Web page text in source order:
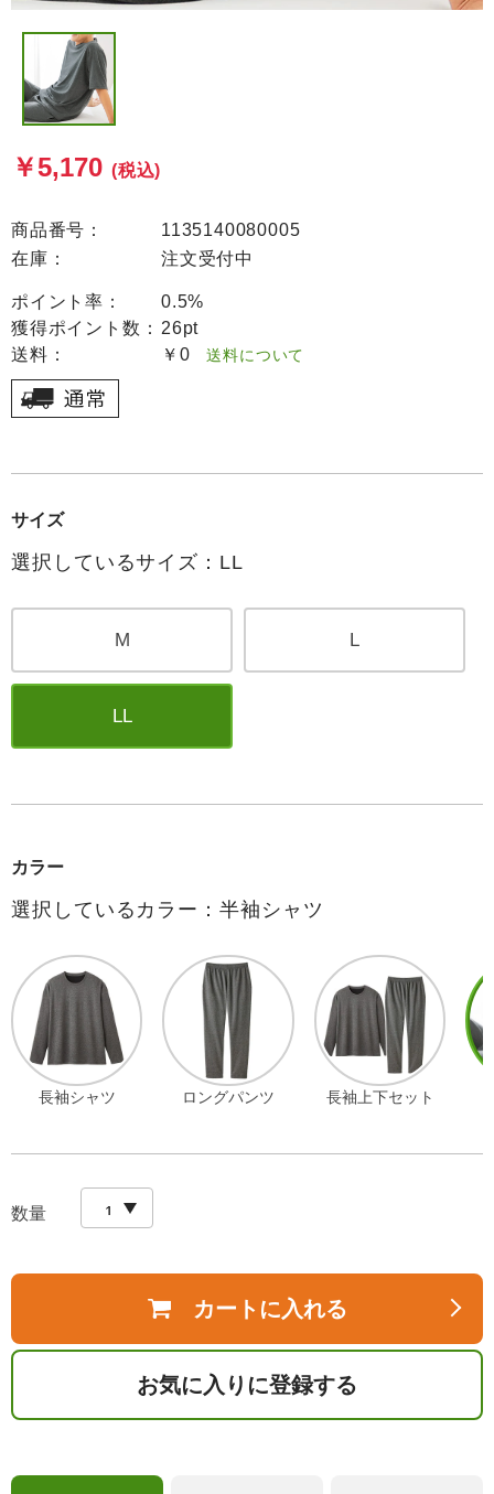
￥5,170 (税込)
商品番号：
1135140080005
在庫：
注文受付中
ポイント率：
0.5%
獲得ポイント数： 26pt
送料：
￥0 送料について
サイズ
選択しているサイズ：LL
M L
LL
カラー
選択しているカラー：半袖シャツ
長袖シャツ ロングパンツ 長袖上下セット
数量
カートに入れる
お気に入りに登録する